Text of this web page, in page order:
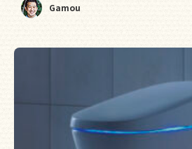
Gamou